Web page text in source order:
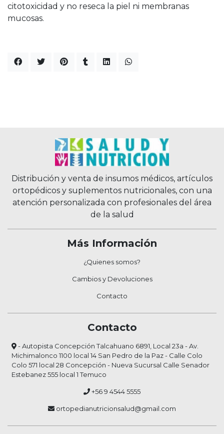
citotoxicidad y no reseca la piel ni membranas
mucosas.
Distribución y venta de insumos médicos, artículos
ortopédicos y suplementos nutricionales, con una
atención personalizada con profesionales del área
de la salud
Más Información
¿Quienes somos?
Cambios y Devoluciones
Contacto
Contacto
- Autopista Concepción Talcahuano 6891, Local 23a - Av.
Michimalonco 1100 local 14 San Pedro de la Paz - Calle Colo
Colo 571 local 28 Concepción - Nueva Sucursal Calle Senador
Estebanez 555 local 1 Temuco
+56 9 4544 5555
ortopedianutricionsalud@gmail.com